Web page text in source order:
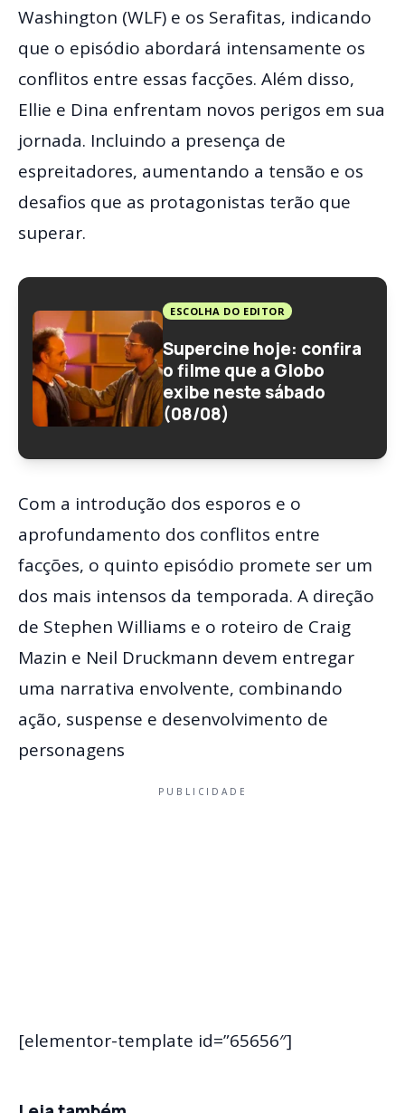
Washington (WLF) e os Serafitas, indicando
que o episódio abordará intensamente os
conflitos entre essas facções. Além disso,
Ellie e Dina enfrentam novos perigos em sua
jornada. Incluindo a presença de
espreitadores, aumentando a tensão e os
desafios que as protagonistas terão que
superar.
ESCOLHA DO EDITOR
Supercine hoje: confira
o filme que a Globo
exibe neste sábado
(08/08)
Com a introdução dos esporos e o
aprofundamento dos conflitos entre
facções, o quinto episódio promete ser um
dos mais intensos da temporada. A direção
de Stephen Williams e o roteiro de Craig
Mazin e Neil Druckmann devem entregar
uma narrativa envolvente, combinando
ação, suspense e desenvolvimento de
personagens
PUBLICIDADE
[elementor-template id=”65656″]